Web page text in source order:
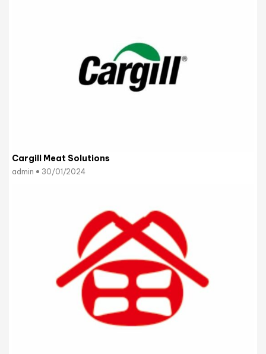
Cargill Meat Solutions
admin 30/01/2024